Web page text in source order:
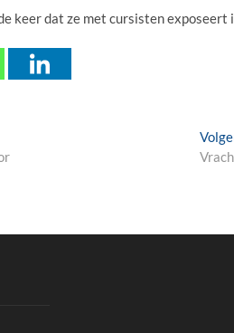
keer dat ze met cursisten exposeert